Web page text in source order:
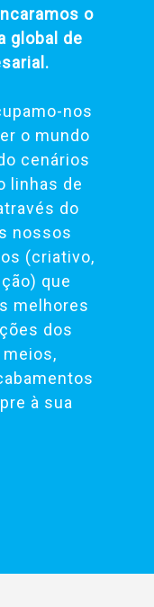
o
global de
nos
o mundo
cenários
linhas de
do
nossos
(criativo,
que
melhores
dos
à sua